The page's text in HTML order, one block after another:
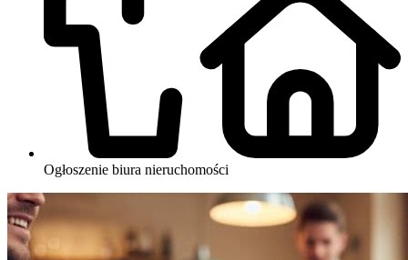
Ogłoszenie biura nieruchomości